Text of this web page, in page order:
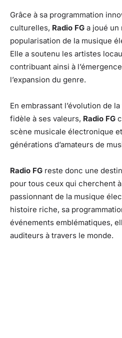
Grâce à sa programmation
culturelles, Radio FG a joué un
popularisation de la musique
Elle a soutenu les artistes
contribuant ainsi à
l’expansion du genre.
En embrassant l’évolution de
fidèle à ses valeurs, Radio FG
scène musicale électronique
générations d’amateurs de
Radio FG reste donc une
pour tous ceux qui cherchent
passionnant de la musique
histoire riche, sa
événements emblématiques,
auditeurs à travers le monde.